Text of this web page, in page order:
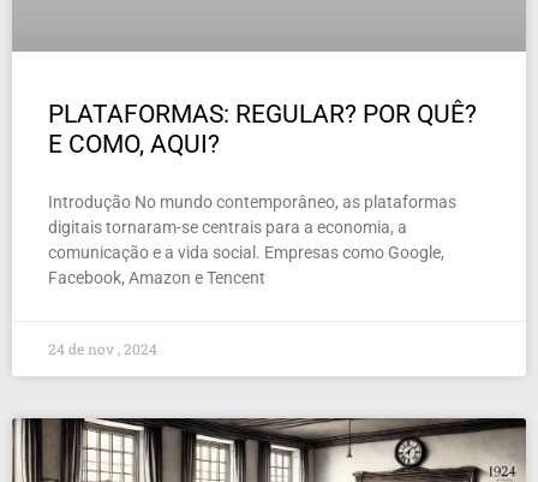
PLATAFORMAS: REGULAR? POR QUÊ?
E COMO, AQUI?
Introdução No mundo contemporâneo, as plataformas
digitais tornaram-se centrais para a economia, a
comunicação e a vida social. Empresas como Google,
Facebook, Amazon e Tencent
24 de nov , 2024